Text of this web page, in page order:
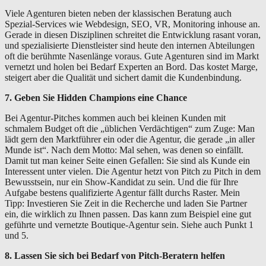
Viele Agenturen bieten neben der klassischen Beratung auch
Spezial-Services wie Webdesign, SEO, VR, Monitoring inhouse an.
Gerade in diesen Disziplinen schreitet die Entwicklung rasant voran,
und spezialisierte Dienstleister sind heute den internen Abteilungen
oft die berühmte Nasenlänge voraus. Gute Agenturen sind im Markt
vernetzt und holen bei Bedarf Experten an Bord. Das kostet Marge,
steigert aber die Qualität und sichert damit die Kundenbindung.
7. Geben Sie Hidden Champions eine Chance
Bei Agentur-Pitches kommen auch bei kleinen Kunden mit
schmalem Budget oft die „üblichen Verdächtigen“ zum Zuge: Man
lädt gern den Marktführer ein oder die Agentur, die gerade „in aller
Munde ist“. Nach dem Motto: Mal sehen, was denen so einfällt.
Damit tut man keiner Seite einen Gefallen: Sie sind als Kunde ein
Interessent unter vielen. Die Agentur hetzt von Pitch zu Pitch in dem
Bewusstsein, nur ein Show-Kandidat zu sein. Und die für Ihre
Aufgabe bestens qualifizierte Agentur fällt durchs Raster. Mein
Tipp: Investieren Sie Zeit in die Recherche und laden Sie Partner
ein, die wirklich zu Ihnen passen. Das kann zum Beispiel eine gut
geführte und vernetzte Boutique-Agentur sein. Siehe auch Punkt 1
und 5.
8. Lassen Sie sich bei Bedarf von Pitch-Beratern helfen